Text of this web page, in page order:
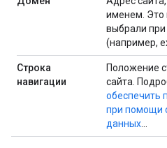
именем. Это
выбрали при
(например,
Строка
навигации
Положение
сайта.
обеспечить
при помощи
данных